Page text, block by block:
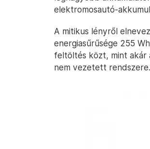
elektromosautó-
A mitikus lényről
energiasűrűsége 255
feltöltés közt, mint akár
nem vezetett rendszere.